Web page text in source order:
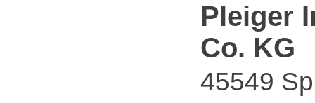
Pleiger
Co. KG
45549